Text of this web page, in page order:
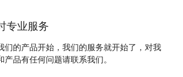
专业服务
们的产品开始，我们的服务就开始了，对我
产品有任何问题请联系我们。